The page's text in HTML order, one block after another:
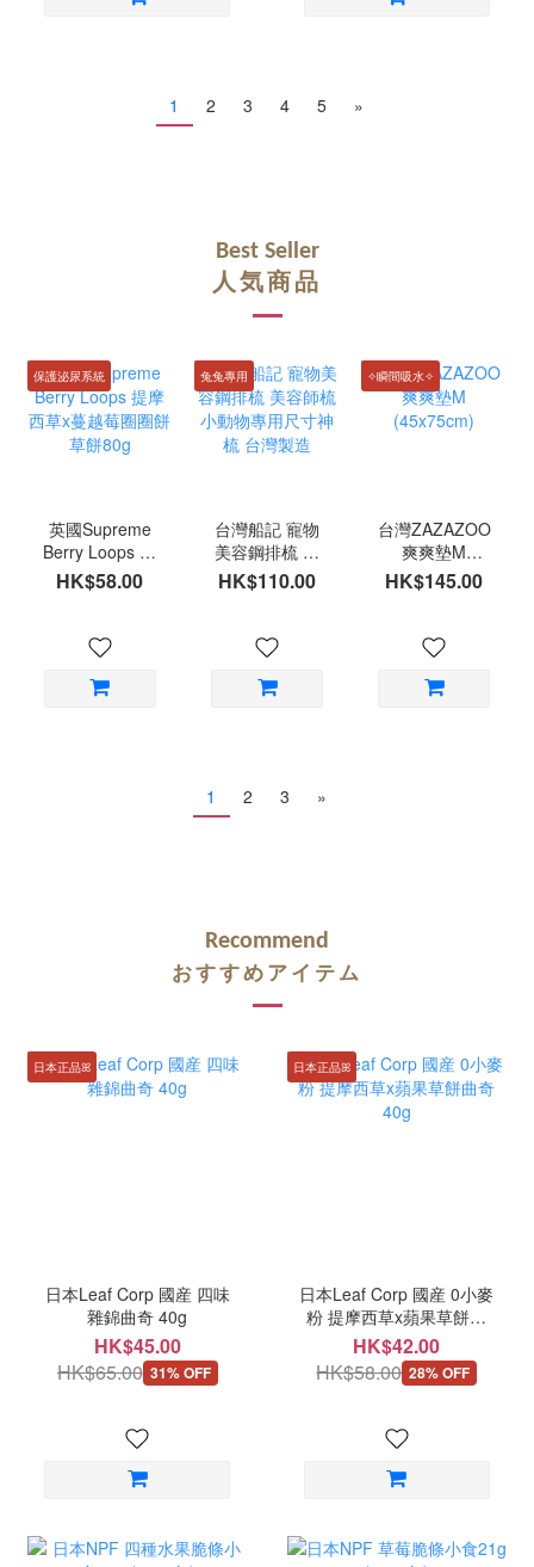
1 2 3 4 5 »
Best Seller
人気商品
保護泌尿系統
英國Supreme
Berry Loops 提
摩西草x蔓越莓
圈圈餅 草餅80g
HK$58.00
兔兔專用
台灣船記 寵物
美容鋼排梳 美
容師梳 小動物
專用尺寸神梳
HK$110.00
✧瞬間吸水✧
台灣ZAZAZOO
爽爽墊M
(45x75cm)
HK$145.00
1 2 3 »
Recommend
おすすめアイテム
日本正品ꕤ
日本Leaf Corp 國産 四味
雜錦曲奇 40g
HK$45.00
HK$65.00 31% OFF
日本正品ꕤ
日本Leaf Corp 國産 0小麥
粉 提摩西草x蘋果草餅曲
奇 40g
HK$42.00
HK$58.00 28% OFF